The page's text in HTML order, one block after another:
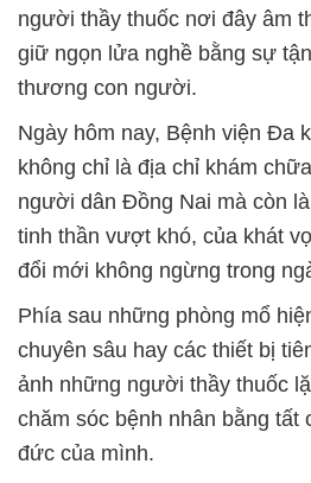
người thầy thuốc nơi đây âm
giữ ngọn lửa nghề bằng sự
thương con người.
Ngày hôm nay, Bệnh viện Đa
không chỉ là địa chỉ khám
người dân Đồng Nai mà còn
tinh thần vượt khó, của khát
đổi mới không ngừng trong
Phía sau những phòng mổ
chuyên sâu hay các thiết bị
ảnh những người thầy thuốc
chăm sóc bệnh nhân bằng tất
đức của mình.